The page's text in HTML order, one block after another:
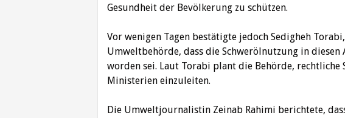
Gesundheit der Bevölkerung zu schützen.
Vor wenigen Tagen bestätigte jedoch Sedigheh
Umweltbehörde, dass die Schwerölnutzung in diesen
worden sei. Laut Torabi plant die Behörde,
Ministerien einzuleiten.
Die Umweltjournalistin Zeinab Rahimi berichtete,